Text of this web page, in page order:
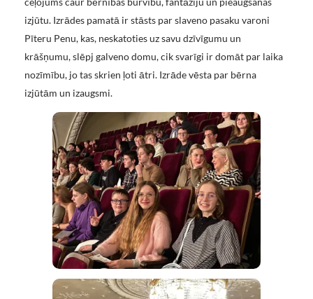
izjūtu. Izrādes pamatā ir stāsts par slaveno pasaku varoni
Pīteru Penu, kas, neskatoties uz savu dzīvīgumu un
krāšņumu, slēpj galveno domu, cik svarīgi ir domāt par laika
nozīmību, jo tas skrien ļoti ātri. Izrāde vēsta par bērna
izjūtām un izaugsmi.